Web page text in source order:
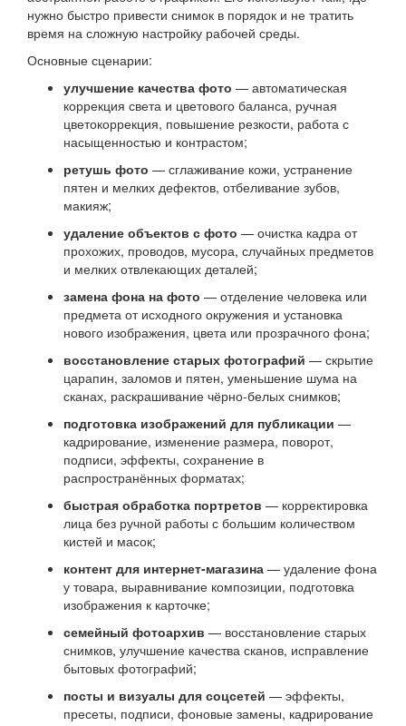
нужно быстро привести снимок в порядок и не тратить
время на сложную настройку рабочей среды.
Основные сценарии:
улучшение качества фото — автоматическая
коррекция света и цветового баланса, ручная
цветокоррекция, повышение резкости, работа с
насыщенностью и контрастом;
ретушь фото — сглаживание кожи, устранение
пятен и мелких дефектов, отбеливание зубов,
макияж;
удаление объектов с фото — очистка кадра от
прохожих, проводов, мусора, случайных предметов
и мелких отвлекающих деталей;
замена фона на фото — отделение человека или
предмета от исходного окружения и установка
нового изображения, цвета или прозрачного фона;
восстановление старых фотографий — скрытие
царапин, заломов и пятен, уменьшение шума на
сканах, раскрашивание чёрно-белых снимков;
подготовка изображений для публикации —
кадрирование, изменение размера, поворот,
подписи, эффекты, сохранение в
распространённых форматах;
быстрая обработка портретов — корректировка
лица без ручной работы с большим количеством
кистей и масок;
контент для интернет-магазина — удаление фона
у товара, выравнивание композиции, подготовка
изображения к карточке;
семейный фотоархив — восстановление старых
снимков, улучшение качества сканов, исправление
бытовых фотографий;
посты и визуалы для соцсетей — эффекты,
пресеты, подписи, фоновые замены, кадрирование